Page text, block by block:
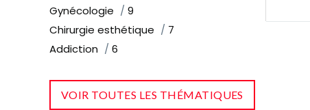
Gynécologie
9
Chirurgie esthétique
7
Addiction
6
VOIR TOUTES LES THÉMATIQUES